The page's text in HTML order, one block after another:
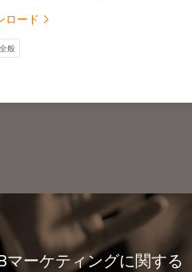
マーケティングに関する